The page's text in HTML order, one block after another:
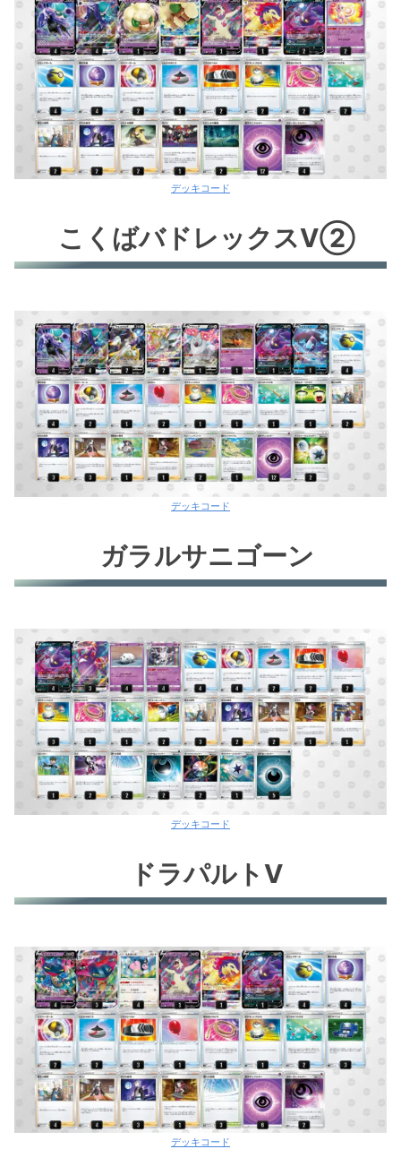
デッキコード
こくばバドレックスV②
デッキコード
ガラルサニゴーン
デッキコード
ドラパルトV
デッキコード